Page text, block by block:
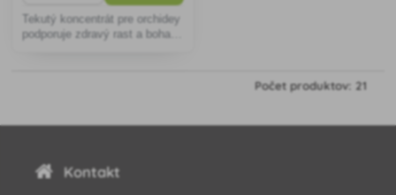
Tekutý koncentrát pre orchidey
podporuje zdravý rast a bohaté
Počet produktov: 21
Kontakt